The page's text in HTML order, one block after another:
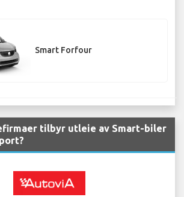
Smart Forfour
tilbyr utleie av Smart-biler